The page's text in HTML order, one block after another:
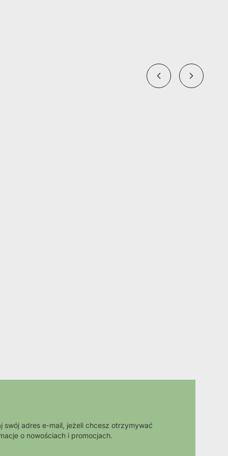
swój adres e-mail, jeżeli chcesz otrzymywać
o nowościach i promocjach.